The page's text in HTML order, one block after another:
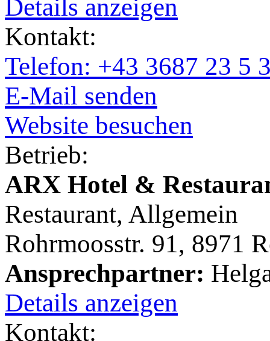
Details anzeigen
Kontakt:
Telefon: +43 3687 23 5
E-Mail senden
Website besuchen
Betrieb:
ARX Hotel &
Restaurant, Allgemein
Rohrmoosstr. 91, 8971
Ansprechpartner:
Details anzeigen
Kontakt: